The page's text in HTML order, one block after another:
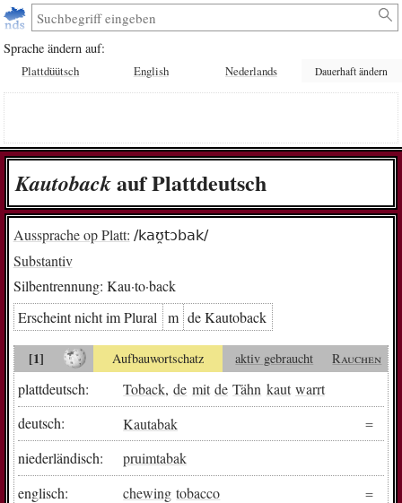
Sprache ändern auf:
Plattdüütsch English Nederlands Dauerhaft ändern
Kau­to­backauf Plattdeutsch
Aussprache op Platt: /kaʊ̯tɔbak/
Substantiv
Silbentrennung: Kau·to·back
Erscheint nicht im Plural
m de Kau­to­back
[1] Aufbauwortschatz aktiv gebraucht Rauchen
plattdeutsch: Toback,de mit de Tähn kaut warrt
deutsch:
Kautabak
niederländisch:
pruimtabak
englisch:
chewing tobacco